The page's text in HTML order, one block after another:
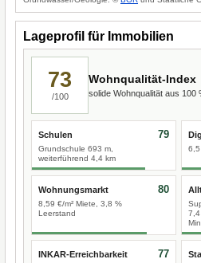
Lageprofil für Immobilien
73
/100
Wohnqualität-Index
solide Wohnqualität aus 100
Schulen
Grundschule 693 m,
weiterführend 4,4 km
79
6,5
Wohnungsmarkt
8,59 €/m² Miete, 3,8 %
Leerstand
80
7,4
Min.
INKAR-Erreichbarkeit 77